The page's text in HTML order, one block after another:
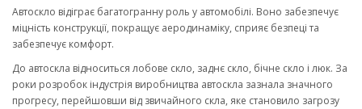
Автоскло відіграє багатогранну роль у автомобілі. Воно забезпечує
міцність конструкції, покращує аеродинаміку, сприяє безпеці та
забезпечує комфорт.
До автоскла відноситься лобове скло, заднє скло, бічне скло і люк. За
роки розробок індустрія виробництва автоскла зазнала значного
прогресу, перейшовши від звичайного скла, яке становило загрозу